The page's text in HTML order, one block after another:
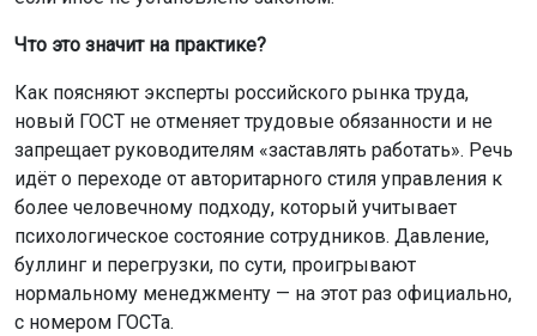
Что это значит на практике?
Как поясняют эксперты российского рынка труда,
новый ГОСТ не отменяет трудовые обязанности и не
запрещает руководителям «заставлять работать». Речь
идёт о переходе от авторитарного стиля управления к
более человечному подходу, который учитывает
психологическое состояние сотрудников. Давление,
буллинг и перегрузки, по сути, проигрывают
нормальному менеджменту — на этот раз официально,
с номером ГОСТа.